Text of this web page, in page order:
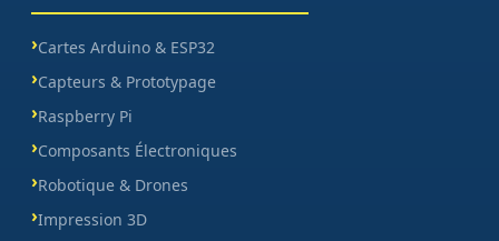
Cartes Arduino & ESP32
Capteurs & Prototypage
Raspberry Pi
Composants Électroniques
Robotique & Drones
Impression 3D